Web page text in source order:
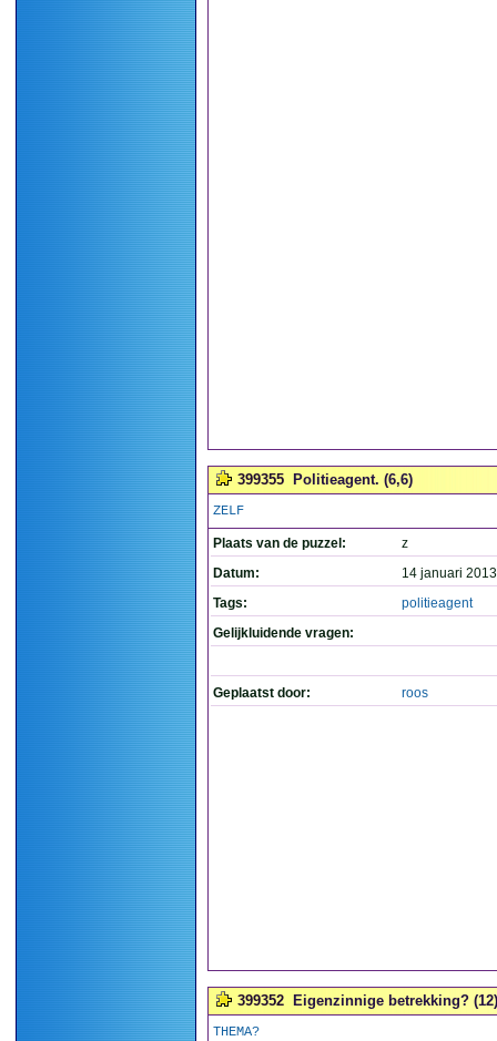
399355 Politieagent. (6,6)
ZELF
Plaats van de puzzel:
z
Datum:
14 januari
Tags:
politieagent
Gelijkluidende vragen:
Geplaatst door: roos
399352 Eigenzinnige betrekking? (12)
THEMA?